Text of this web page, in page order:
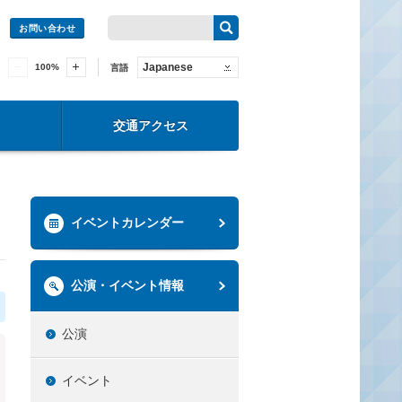
お問い合わせ
100% 言語 Japanese
交通アクセス
イベントカレンダー
公演・イベント情報
公演
イベント